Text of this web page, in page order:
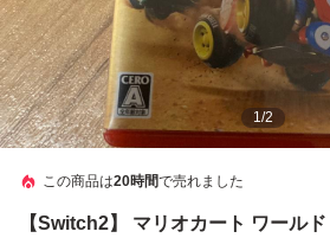
1/2
この商品は20時間で売れました
【Switch2】 マリオカート ワールド